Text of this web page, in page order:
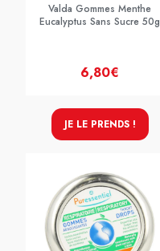
Valda Gommes Menthe
Eucalyptus Sans Sucre 50g
6,80€
JE LE PRENDS !